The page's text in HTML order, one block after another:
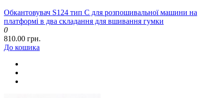
Обкантовувач S124 тип C для розпошивальної машини на
платформі в два складання для вшивання гумки
0
810.00 грн.
До кошика